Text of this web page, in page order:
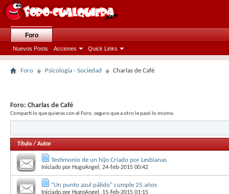
Foro
Nuevos Posts Acciones Quick Links
Foro Psicología - Sociedad Charlas de Café
Foro: Charlas de Café
Compartí lo que quieras con el Foro, seguro que a otro le pasó lo mismo.
Título / Autor
Testimonio de un hijo Criado por Lesbianas
Iniciado por HugoAngel , 24-feb-2015 00:42
"Un punto azul pálido" cumple 25 años
Iniciado por HugoAngel , 15-feb-2015 01:15